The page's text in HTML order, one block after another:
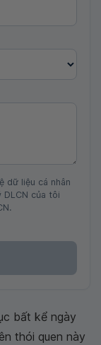
dữ liệu cá nhân
DLCN của tôi
bất kể ngày
thói quen này